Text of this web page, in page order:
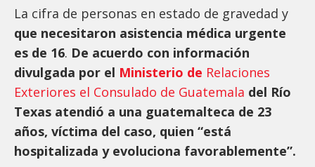
La cifra de personas en estado de gravedad y
que necesitaron asistencia médica urgente
es de 16. De acuerdo con información
divulgada por el Ministerio de Relaciones
Exteriores el Consulado de Guatemala del Río
Texas atendió a una guatemalteca de 23
años, víctima del caso, quien “está
hospitalizada y evoluciona favorablemente”.